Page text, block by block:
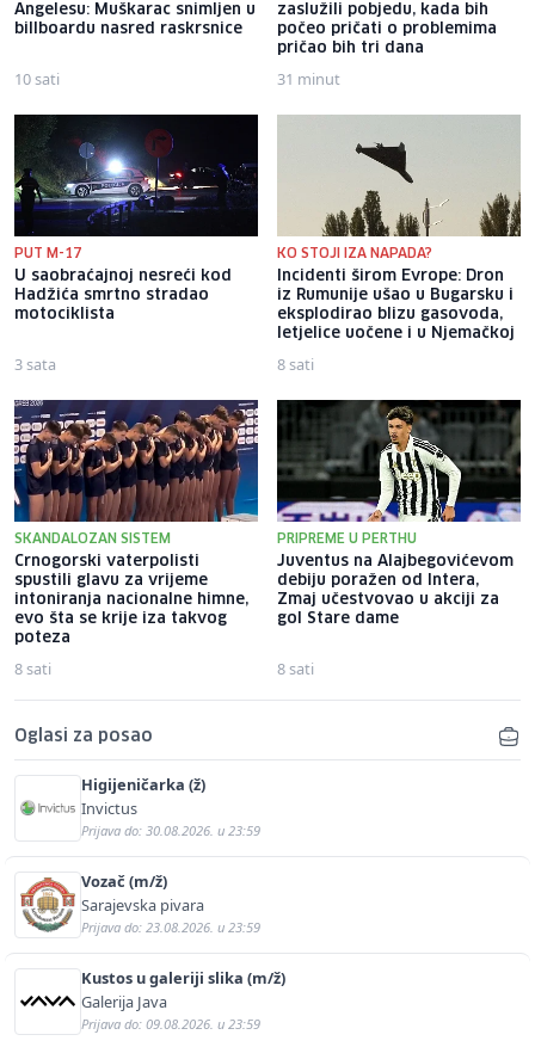
Angelesu: Muškarac snimljen u
billboardu nasred raskrsnice
10 sati
zaslužili pobjedu, kada bih
počeo pričati o problemima
pričao bih tri dana
31 minut
PUT M-17
U saobraćajnoj nesreći kod
Hadžića smrtno stradao
motociklista
3 sata
KO STOJI IZA NAPADA?
Incidenti širom Evrope: Dron
iz Rumunije ušao u Bugarsku i
eksplodirao blizu gasovoda,
letjelice uočene i u Njemačkoj
8 sati
SKANDALOZAN SISTEM
Crnogorski vaterpolisti
spustili glavu za vrijeme
intoniranja nacionalne himne,
evo šta se krije iza takvog
poteza
8 sati
PRIPREME U PERTHU
Juventus na Alajbegovićevom
debiju poražen od Intera,
Zmaj učestvovao u akciji za
gol Stare dame
8 sati
Oglasi za posao
Higijeničarka (ž)
Invictus
Prijava do: 30.08.2026. u 23:59
Vozač (m/ž)
Sarajevska pivara
Prijava do: 23.08.2026. u 23:59
Kustos u galeriji slika (m/ž)
Galerija Java
Prijava do: 09.08.2026. u 23:59